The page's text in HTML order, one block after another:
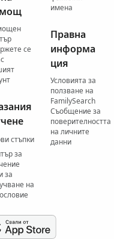
се
стъпки
за
за
на
имена
Правна
информа
ция
Условията за
ползване на
FamilySearch
Съобщение за
поверителността
на личните
данни